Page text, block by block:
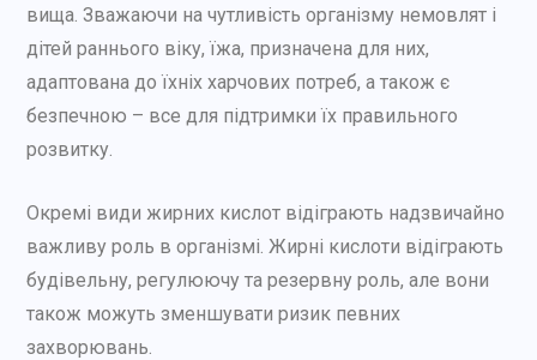
вища. Зважаючи на чутливість організму немовлят і
дітей раннього віку, їжа, призначена для них,
адаптована до їхніх харчових потреб, а також є
безпечною – все для підтримки їх правильного
розвитку.
Окремі види жирних кислот відіграють надзвичайно
важливу роль в організмі. Жирні кислоти відіграють
будівельну, регулюючу та резервну роль, але вони
також можуть зменшувати ризик певних
захворювань.